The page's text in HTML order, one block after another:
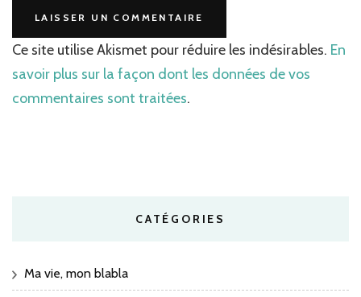
Ce site utilise Akismet pour réduire les indésirables. En
savoir plus sur la façon dont les données de vos
commentaires sont traitées.
CATÉGORIES
Ma vie, mon blabla